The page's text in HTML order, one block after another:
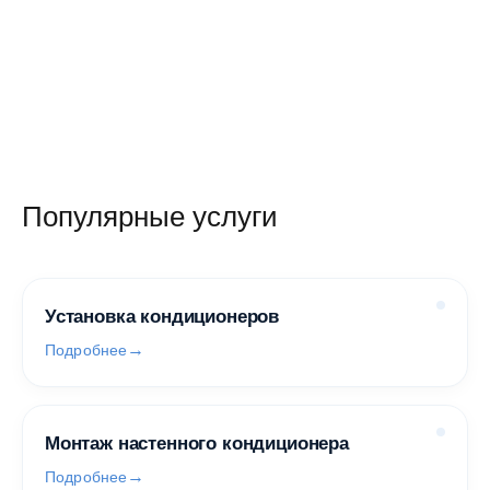
Популярные услуги
Установка кондиционеров
Подробнее
Монтаж настенного кондиционера
Подробнее